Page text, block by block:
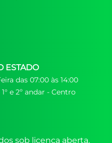
ESTADO
das 07:00 às 14:00
e 2º andar - Centro
sob licença aberta.